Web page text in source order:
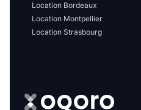
Location Bordeaux
Location Montpellier
Location Strasbourg